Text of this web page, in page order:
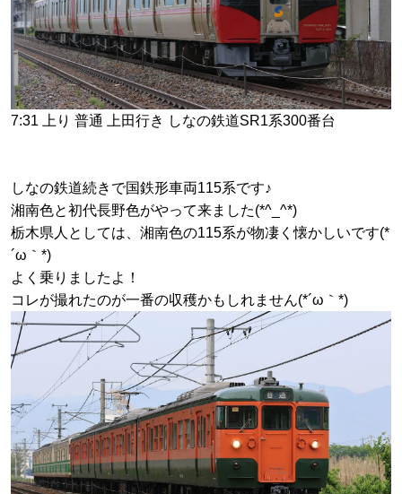
7:31 上り 普通 上田行き しなの鉄道SR1系300番台
しなの鉄道続きで国鉄形車両115系です♪
湘南色と初代長野色がやって来ました(*^_^*)
栃木県人としては、湘南色の115系が物凄く懐かしいです(*
´ω｀*)
よく乗りましたよ！
コレが撮れたのが一番の収穫かもしれません(*´ω｀*)